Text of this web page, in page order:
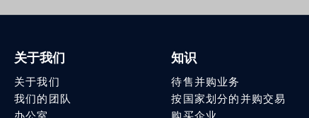
关于我们
关于我们
我们的团队
知识
待售并购业务
按国家划分的并购交易